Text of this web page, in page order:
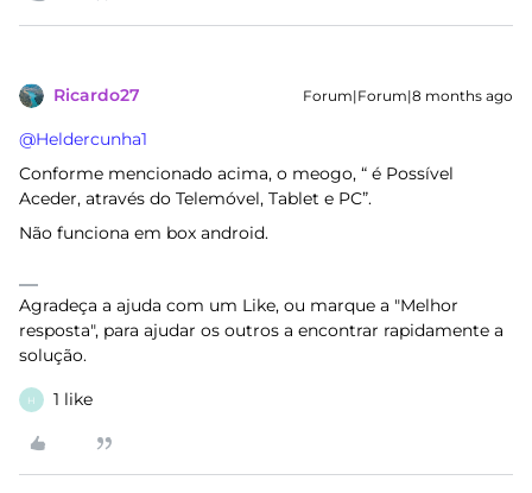
Ricardo27 Forum|Forum|8 months ago
@Heldercunha1
Conforme mencionado acima, o meogo, “ é Possível
Aceder, através do Telemóvel, Tablet e PC”.
Não funciona em box android.
Agradeça a ajuda com um Like, ou marque a "Melhor
resposta", para ajudar os outros a encontrar rapidamente a
solução.
H 1 like